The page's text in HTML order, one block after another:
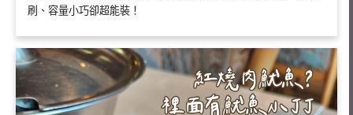
刷、容量小巧卻超能裝！